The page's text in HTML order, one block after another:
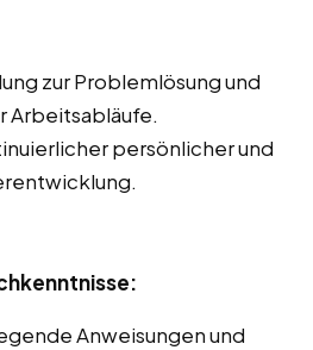
zur Problemlösung und
Arbeitsabläufe.
persönlicher und
Anweisungen und